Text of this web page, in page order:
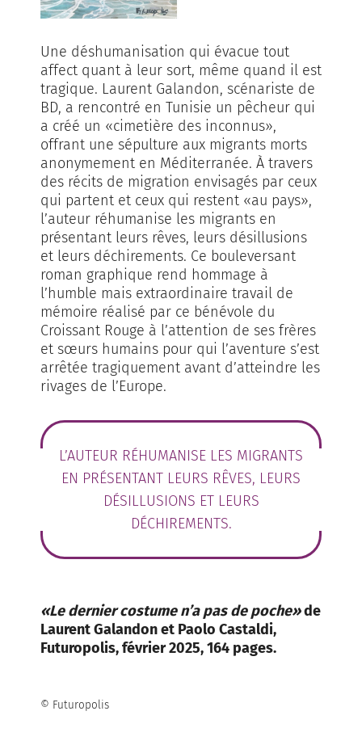
Une déshumanisation qui évacue tout
affect quant à leur sort, même quand il est
tragique. Laurent Galandon, scénariste de
BD, a rencontré en Tunisie un pêcheur qui
a créé un «cimetière des inconnus»,
offrant une sépulture aux migrants morts
anonymement en Méditerranée. À travers
des récits de migration envisagés par ceux
qui partent et ceux qui restent «au pays»,
l’auteur réhumanise les migrants en
présentant leurs rêves, leurs désillusions
et leurs déchirements. Ce bouleversant
roman graphique rend hommage à
l’humble mais extraordinaire travail de
mémoire réalisé par ce bénévole du
Croissant Rouge à l’attention de ses frères
et sœurs humains pour qui l’aventure s’est
arrêtée tragiquement avant d’atteindre les
rivages de l’Europe.
L’AUTEUR RÉHUMANISE LES MIGRANTS
EN PRÉSENTANT LEURS RÊVES, LEURS
DÉSILLUSIONS ET LEURS
DÉCHIREMENTS.
«Le dernier costume n’a pas de poche»de
Laurent Galandon et Paolo Castaldi,
Futuropolis, février 2025, 164 pages.
© Futuropolis